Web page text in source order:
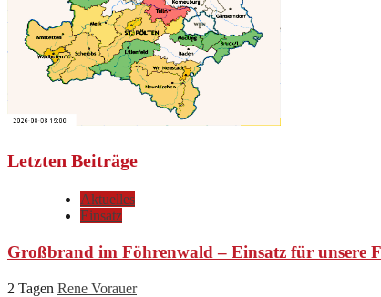
Letzten Beiträge
Aktuelles
Einsatz
Großbrand im Föhrenwald – Einsatz für unsere
2 Tagen Rene Vorauer